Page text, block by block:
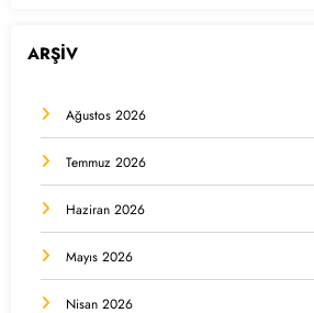
ARŞİV
Ağustos 2026
Temmuz 2026
Haziran 2026
Mayıs 2026
Nisan 2026